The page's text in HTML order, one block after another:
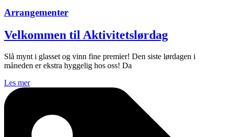
Arrangementer
Velkommen til Aktivitetslørdag
Slå mynt i glasset og vinn fine premier! Den siste lørdagen i
måneden er ekstra hyggelig hos oss! Da
Les mer